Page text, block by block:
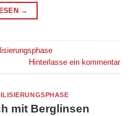
→
Hinterlasse ein kommentar
mit Berglinsen